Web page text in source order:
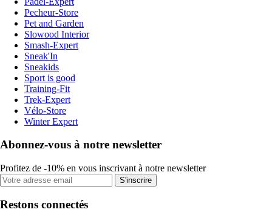
Pecheur-Store
Pet and Garden
Slowood Interior
Smash-Expert
Sneak'In
Sneakids
Sport is good
Training-Fit
Trek-Expert
Vélo-Store
Winter Expert
Abonnez-vous à notre newsletter
Profitez de -10% en vous inscrivant à notre newsletter
S'inscrire
Restons connectés